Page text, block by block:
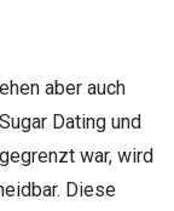
aber auch
Dating und
war, wird
Diese